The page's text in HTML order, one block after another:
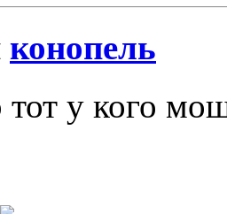
конопель
у кого